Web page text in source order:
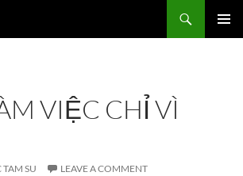
VIỆC CHỈ VÌ
TAM SU LEAVE A COMMENT